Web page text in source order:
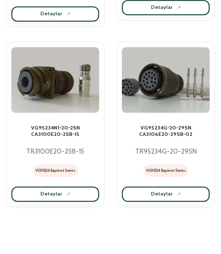
Detaylar
Detaylar
VG95234N1-20-2SN
CA3100E20-2SB-15
TR3100E20-2SB-15
VG95234 Bayonet Series
Detaylar
VG95234G-20-29SN
CA3106E20-29SB-02
TR95234G-20-29SN
VG95234 Bayonet Series
Detaylar